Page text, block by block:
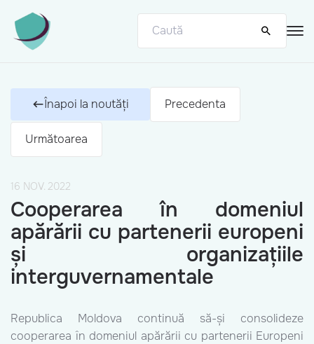
Înapoi la noutăți Precedenta
Următoarea
16 NOV. 2022
Cooperarea în domeniul
apărării cu partenerii europeni
și organizațiile
interguvernamentale
Republica Moldova continuă să-și consolideze
cooperarea în domeniul apărării cu partenerii Europeni